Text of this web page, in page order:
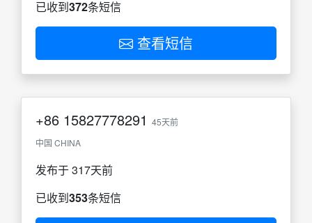
已收到372条短信
查看短信
+86 15827778291 45天前
中国 CHINA
发布于 317天前
已收到353条短信